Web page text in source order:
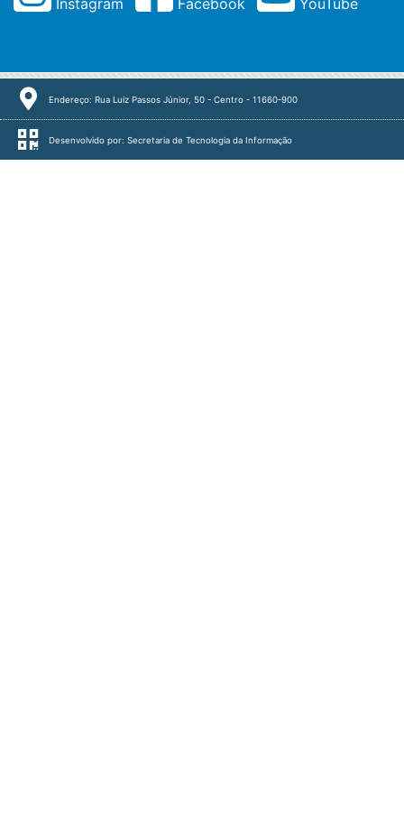
Endereço: Rua Luiz Passos Júnior, 50 - Centro - 11660-900
Desenvolvido por: Secretaria de Tecnologia da Informação